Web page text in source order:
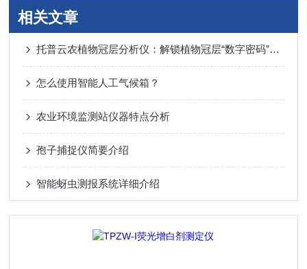
相关文章
托普云农植物冠层分析仪：解锁植物冠层“数字密码”的科研利器
怎么使用智能人工气候箱？
农业环境监测站仪器特点分析
孢子捕捉仪简要介绍
智能蚜虫测报系统详细介绍